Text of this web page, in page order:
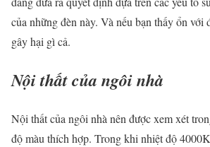
của những đèn này. Và nếu bạn thấy ổn với
gây hại gì cả.
Nội thất của ngôi nhà
Nội thất của ngôi nhà nên được xem xét
độ màu thích hợp. Trong khi nhiệt độ